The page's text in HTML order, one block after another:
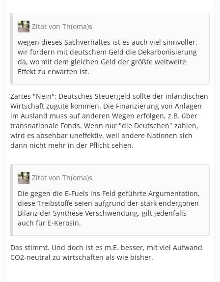
Zitat von Th(oma)s
wegen dieses Sachverhaltes ist es auch viel sinnvoller,
wir fördern mit deutschem Geld die Dekarbonisierung
da, wo mit dem gleichen Geld der größte weltweite
Effekt zu erwarten ist.
Zartes "Nein": Deutsches Steuergeld sollte der inländischen
Wirtschaft zugute kommen. Die Finanzierung von Anlagen
im Ausland muss auf anderen Wegen erfolgen, z.B. über
transnationale Fonds. Wenn nur "die Deutschen" zahlen,
wird es absehbar uneffektiv, weil andere Nationen sich
dann nicht mehr in der Pflicht sehen.
Zitat von Th(oma)s
Die gegen die E-Fuels ins Feld geführte Argumentation,
diese Treibstoffe seien aufgrund der stark endergonen
Bilanz der Synthese Verschwendung, gilt jedenfalls
auch für E-Kerosin.
Das stimmt. Und doch ist es m.E. besser, mit viel Aufwand
CO2-neutral zu wirtschaften als wie bisher.